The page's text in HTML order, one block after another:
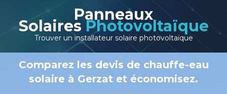
Panneaux
Solaires Photovoltaïque
Trouver un installateur solaire photovoltaïque
Comparez les devis de chauffe-eau
solaire à Gerzat et économisez.